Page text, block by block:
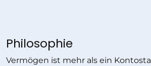
Philosophie
Vermögen ist mehr als ein